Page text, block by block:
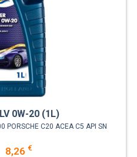
0W-20 (1L)
C20 ACEA C5 API SN
8,26 €